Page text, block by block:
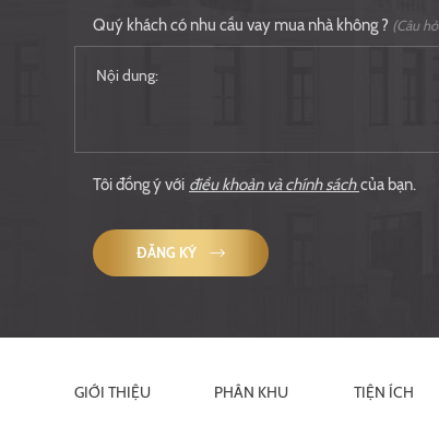
Quý khách có nhu cầu vay mua nhà không ? (Câu
Tôi đồng ý với điều khoản và chính sáchcủa bạn.
ĐĂNG KÝ
GIỚI THIỆU PHÂN KHU TIỆN ÍCH